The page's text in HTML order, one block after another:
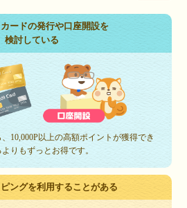
ードの発行や口座開設を
検討している
10,000P以上の高額ポイントが獲得でき
りもずっとお得です。
ングを利用することがある